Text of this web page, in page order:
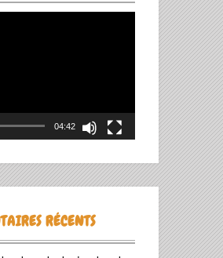
04:42
RÉCENTS